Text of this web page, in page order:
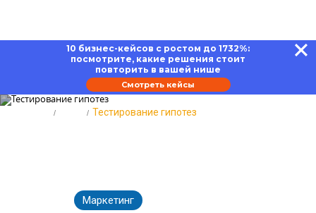
10 бизнес-кейсов с ростом до 1732%:
посмотрите, какие решения стоит
повторить в вашей нише
Смотреть кейсы
Тестирование гипотез
Маркетинг